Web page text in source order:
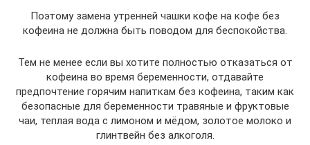
Поэтому замена утренней чашки кофе на кофе без
кофеина не должна быть поводом для беспокойства.
Тем не менее если вы хотите полностью отказаться от
кофеина во время беременности, отдавайте
предпочтение горячим напиткам без кофеина, таким как
безопасные для беременности травяные и фруктовые
чаи, теплая вода с лимоном и мёдом, золотое молоко и
глинтвейн без алкоголя.